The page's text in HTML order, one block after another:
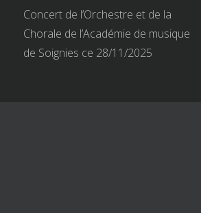
Concert de l’Orchestre et de la
Chorale de l’Académie de musique
de Soignies ce 28/11/2025